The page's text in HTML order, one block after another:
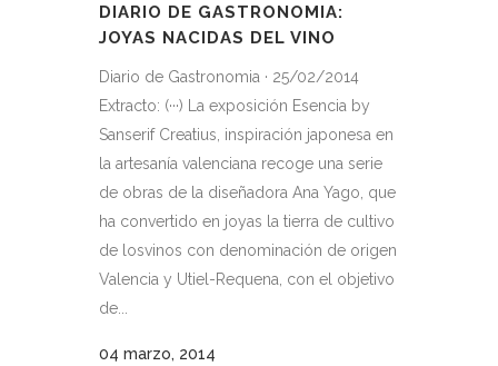
DIARIO DE GASTRONOMIA:
JOYAS NACIDAS DEL VINO
Diario de Gastronomia · 25/02/2014
Extracto: (···) La exposición Esencia by
Sanserif Creatius, inspiración japonesa en
la artesanía valenciana recoge una serie
de obras de la diseñadora Ana Yago, que
ha convertido en joyas la tierra de cultivo
de losvinos con denominación de origen
Valencia y Utiel-Requena, con el objetivo
de...
04 marzo, 2014